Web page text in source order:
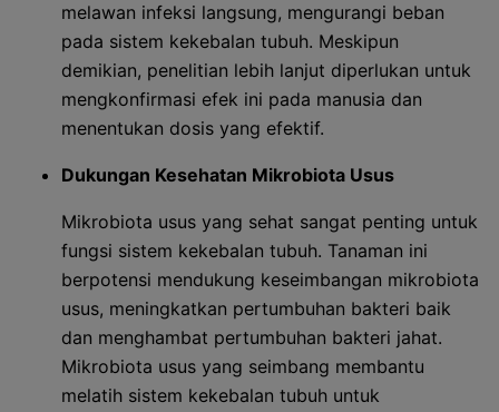
melawan infeksi langsung, mengurangi beban
pada sistem kekebalan tubuh. Meskipun
demikian, penelitian lebih lanjut diperlukan untuk
mengkonfirmasi efek ini pada manusia dan
menentukan dosis yang efektif.
Dukungan Kesehatan Mikrobiota Usus
Mikrobiota usus yang sehat sangat penting untuk
fungsi sistem kekebalan tubuh. Tanaman ini
berpotensi mendukung keseimbangan mikrobiota
usus, meningkatkan pertumbuhan bakteri baik
dan menghambat pertumbuhan bakteri jahat.
Mikrobiota usus yang seimbang membantu
melatih sistem kekebalan tubuh untuk